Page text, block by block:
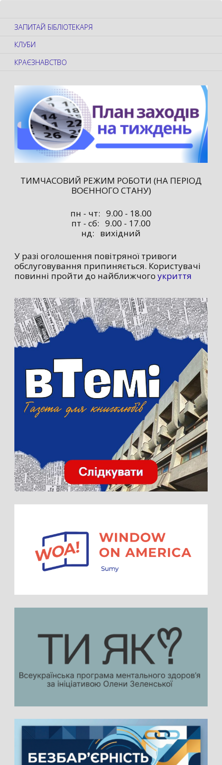
ЗАПИТАЙ БІБЛІОТЕКАРЯ
КЛУБИ
КРАЄЗНАВСТВО
ТИМЧАСОВИЙ РЕЖИМ РОБОТИ (НА ПЕРІОД
ВОЄННОГО СТАНУ)
пн - чт: 9.00 - 18.00
пт - сб: 9.00 - 17.00
нд: вихідний
У разі оголошення повітряної тривоги
обслуговування припиняється. Користувачі
повинні пройти до найближчого укриття